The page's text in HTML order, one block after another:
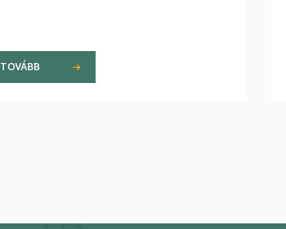
TOVÁBB